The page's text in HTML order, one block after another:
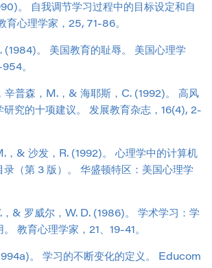
。 自我调节学习过程中的目标设定和自
育心理学家，25, 71-86。
(1984)。 美国教育的耻辱。 美国心理学
。
辛普森，M.，& 海耶斯，C. (1992)。 高风
研究的十项建议。 发展教育杂志，16(4), 2-
，& 沙发，R. (1992)。 心理学中的计算机
录（第 3 版）。 华盛顿特区：美国心理学
，& 罗威尔，W. D. (1986)。 学术学习：学
教育心理学家，21、19-41。
。 学习的不断变化的定义。 Educom